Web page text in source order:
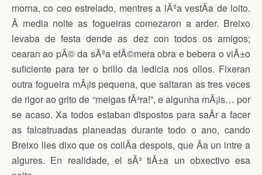
morna, co ceo estrelado, mentres a lÃºa vestÃ­a de loito.
Ã media noite as fogueiras comezaron a arder. Breixo
levaba de festa dende as dez con todos os amigos;
cearan ao pÃ© da sÃºa efÃ©mera obra e bebera o viÃ±o
suficiente para ter o brillo da ledicia nos ollos. Fixeran
outra fogueira mÃ¡is pequena, que saltaran as tres veces
de rigor ao grito de “meigas fÃ³ra!”, e algunha mÃ¡is… por
se acaso. Xa todos estaban dispostos para saÃ­r a facer
as falcatruadas planeadas durante todo o ano, cando
Breixo lles dixo que os collÃ­a despois, que Ã­a un intre a
algures. En realidade, el sÃ³ tiÃ±a un obxectivo esa